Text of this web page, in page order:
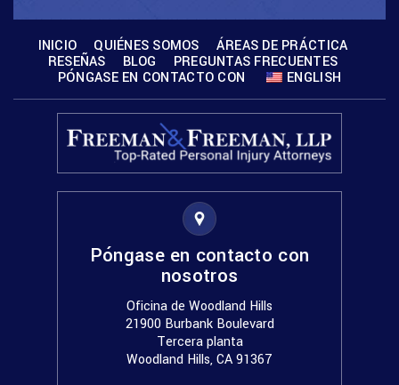
INICIO QUIÉNES SOMOS
ÁREAS DE PRÁCTICA
RESEÑAS
BLOG
PREGUNTAS FRECUENTES
PÓNGASE EN CONTACTO CON
ENGLISH
Póngase en contacto con
nosotros
Oficina de Woodland Hills
21900 Burbank Boulevard
Tercera planta
Woodland Hills, CA 91367